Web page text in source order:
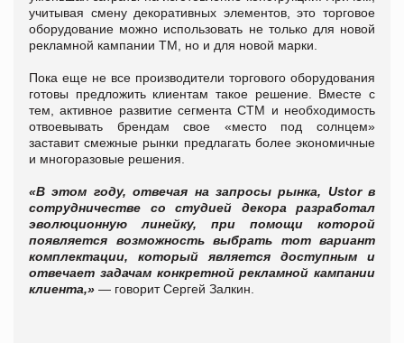
учитывая смену декоративных элементов, это торговое
оборудование можно использовать не только для новой
рекламной кампании ТМ, но и для новой марки.
Пока еще не все производители торгового оборудования
готовы предложить клиентам такое решение. Вместе с
тем, активное развитие сегмента СТМ и необходимость
отвоевывать брендам свое «место под солнцем»
заставит смежные рынки предлагать более экономичные
и многоразовые решения.
«В этом году, отвечая на запросы рынка, Ustor в
сотрудничестве со студией декора разработал
эволюционную линейку, при помощи которой
появляется возможность выбрать тот вариант
комплектации, который является доступным и
отвечает задачам конкретной рекламной кампании
клиента,» — говорит Сергей Залкин.